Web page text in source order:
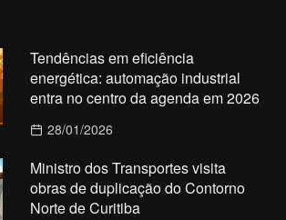
Tendências em eficiência
energética: automação industrial
entra no centro da agenda em 2026
28/01/2026
Ministro dos Transportes visita
obras de duplicação do Contorno
Norte de Curitiba